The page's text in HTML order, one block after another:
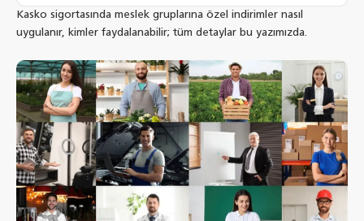
Kasko sigortasında meslek gruplarına özel indirimler nasıl
uygulanır, kimler faydalanabilir; tüm detaylar bu yazımızda.